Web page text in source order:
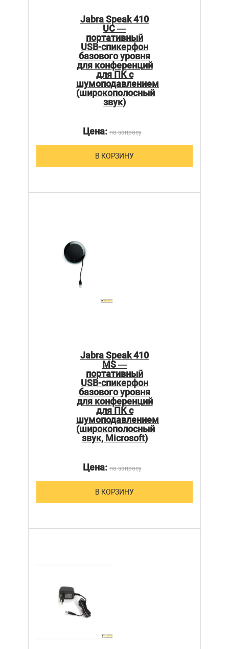
Jabra Speak 410
UC —
портативный
USB-спикерфон
базового уровня
для конференций
для ПК с
шумоподавлением
(широкополосный
звук)
Цена:по запросу
В КОРЗИНУ
Jabra Speak 410
MS —
портативный
USB-спикерфон
базового уровня
для конференций
для ПК с
шумоподавлением
(широкополосный
звук, Microsoft)
Цена:по запросу
В КОРЗИНУ